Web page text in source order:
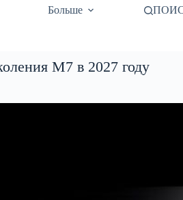
Больше
M7 в 2027 году